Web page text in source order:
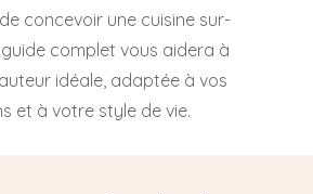
concevoir une cuisine sur-
complet vous aidera à
idéale, adaptée à vos
et à votre style de vie.